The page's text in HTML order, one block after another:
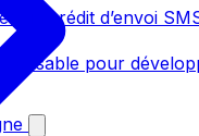
un crédit d’envoi
pour